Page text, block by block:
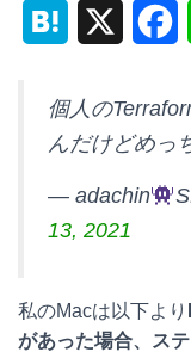
t
e
n
c
e
b
k
個人の
んだけどめっ
— adachin
13, 2021
私のMacは以下より
があった場合、ス